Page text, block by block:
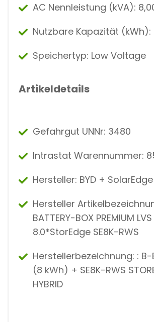
AC Nennleistung (kVA):
Nutzbare Kapazität (kWh):
Speichertyp: Low Voltage
Artikeldetails
Gefahrgut UNNr: 3480
Intrastat Warennummer:
Hersteller: BYD + SolarEdge
Hersteller
BATTERY-BOX PREMIUM LVS
8.0*StorEdge SE8K-RWS
Herstellerbezeichnung: : B-
(8 kWh) + SE8K-RWS
HYBRID